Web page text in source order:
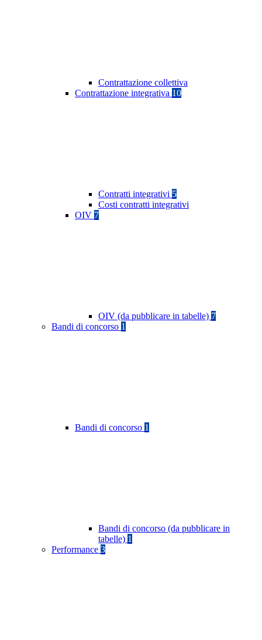
Contrattazione collettiva
Contrattazione integrativa 10
Contratti integrativi 5
Costi contratti integrativi
OIV 7
OIV (da pubblicare in tabelle) 7
Bandi di concorso 1
Bandi di concorso 1
Bandi di concorso (da pubblicare in
tabelle) 1
Performance 3